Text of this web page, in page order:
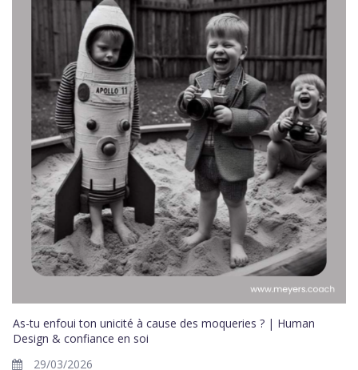
As-tu enfoui ton unicité à cause des moqueries ? | Human
Design & confiance en soi
29/03/2026